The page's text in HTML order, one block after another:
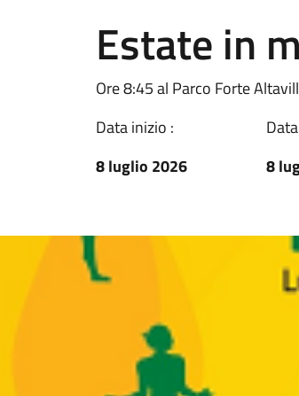
Estate in
Ore 8:45 al Parco Forte
Data inizio :
8 luglio 2026
8